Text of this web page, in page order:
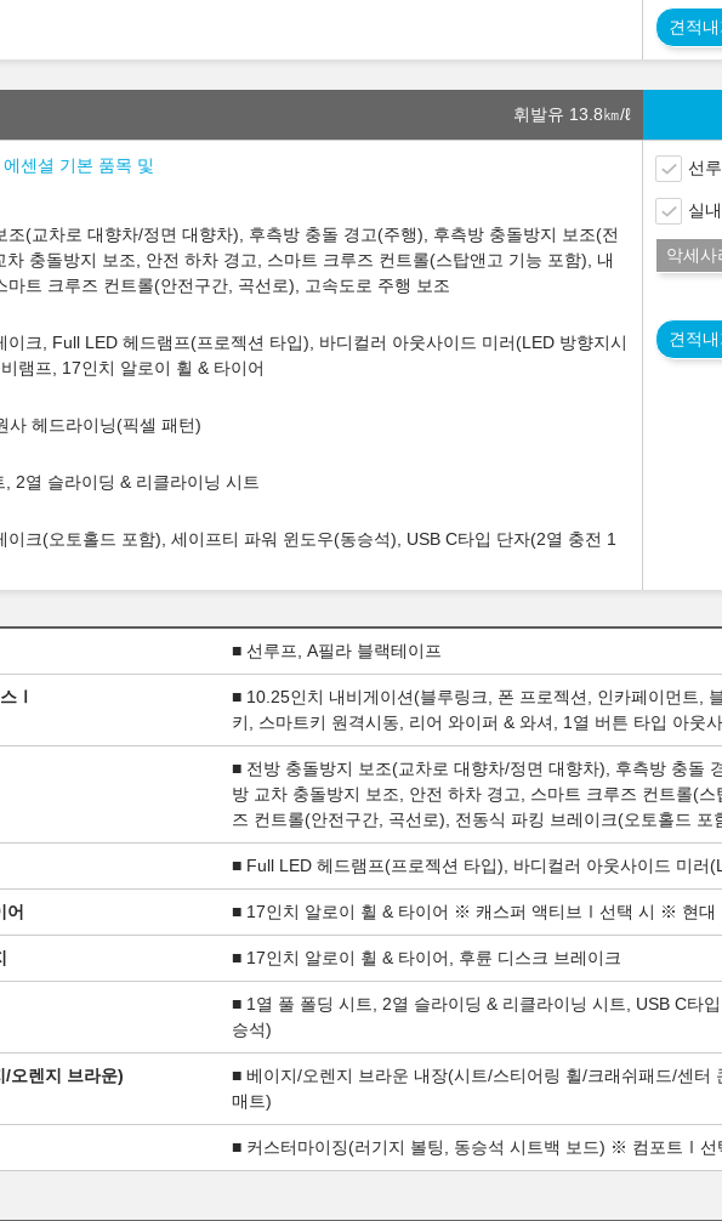
견적
휘발유 13.8㎞/ℓ
센셜 기본 품목 및
조(교차로 대향차/정면 대향차), 후측방 충돌 경고(주행), 후측방 충돌방지 보조(전
차 충돌방지 보조, 안전 하차 경고, 스마트 크루즈 컨트롤(스탑앤고 기능 포함), 내
마트 크루즈 컨트롤(안전구간, 곡선로), 고속도로 주행 보조
이크, Full LED 헤드램프(프로젝션 타입), 바디컬러 아웃사이드 미러(LED 방향지시
램프, 17인치 알로이 휠 & 타이어
사 헤드라이닝(픽셀 패턴)
, 2열 슬라이딩 & 리클라이닝 시트
이크(오토홀드 포함), 세이프티 파워 윈도우(동승석), USB C타입 단자(2열 충전 1
선
실
악세사
견적
■ 선루프, A필라 블랙테이프
Ⅰ
■ 10.25인치 내비게이션(블루링크, 폰 프로젝션, 인카페이먼트,
키, 스마트키 원격시동, 리어 와이퍼 & 와셔, 1열 버튼 타입 아웃
■ 전방 충돌방지 보조(교차로 대향차/정면 대향차), 후측방 충돌
방 교차 충돌방지 보조, 안전 하차 경고, 스마트 크루즈 컨트롤(
즈 컨트롤(안전구간, 곡선로), 전동식 파킹 브레이크(오토홀드 포
■ Full LED 헤드램프(프로젝션 타입), 바디컬러 아웃사이드 미러
어 ■ 17인치 알로이 휠 & 타이어 ※ 캐스퍼 액티브Ⅰ선택 시 ※ 현
■ 17인치 알로이 휠 & 타이어, 후륜 디스크 브레이크
■ 1열 풀 폴딩 시트, 2열 슬라이딩 & 리클라이닝 시트, USB C타
승석)
/오렌지 브라운)
■ 베이지/오렌지 브라운 내장(시트/스티어링 휠/크래쉬패드/센
매트)
■ 커스터마이징(러기지 볼팅, 동승석 시트백 보드) ※ 컴포트Ⅰ선